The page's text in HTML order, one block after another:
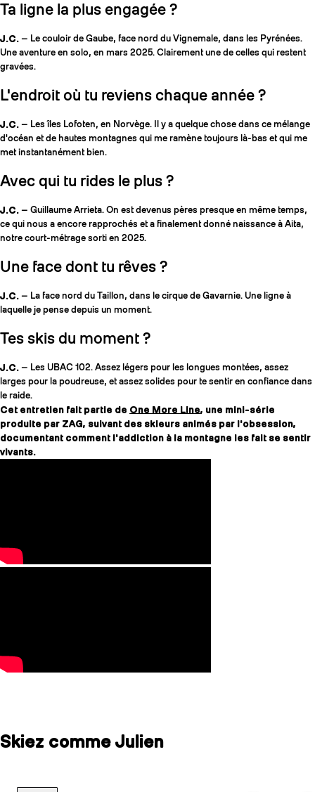
Ta ligne la plus engagée ?
J.C. — Le couloir de Gaube, face nord du Vignemale, dans les Pyrénées.
Une aventure en solo, en mars 2025. Clairement une de celles qui restent
gravées.
L'endroit où tu reviens chaque année ?
J.C. — Les îles Lofoten, en Norvège. Il y a quelque chose dans ce mélange
d'océan et de hautes montagnes qui me ramène toujours là-bas et qui me
met instantanément bien.
Avec qui tu rides le plus ?
J.C. — Guillaume Arrieta. On est devenus pères presque en même temps,
ce qui nous a encore rapprochés et a finalement donné naissance à Aita,
notre court-métrage sorti en 2025.
Une face dont tu rêves ?
J.C. — La face nord du Taillon, dans le cirque de Gavarnie. Une ligne à
laquelle je pense depuis un moment.
Tes skis du moment ?
J.C. — Les UBAC 102. Assez légers pour les longues montées, assez
larges pour la poudreuse, et assez solides pour te sentir en confiance dans
le raide.
Cet entretien fait partie de One More Line, une mini-série
produite par ZAG, suivant des skieurs animés par l'obsession,
documentant comment l'addiction à la montagne les fait se sentir
vivants.
Skiez comme Julien